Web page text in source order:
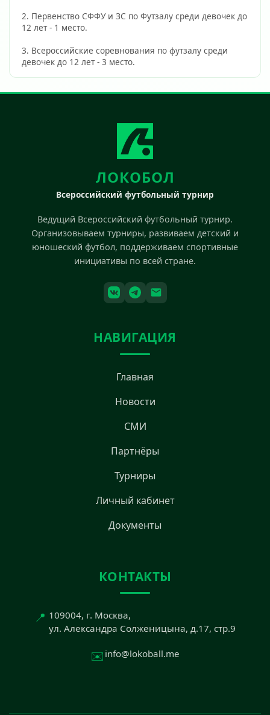
2. Первенство СФФУ и ЗС по Футзалу среди девочек до
12 лет - 1 место.
3. Всероссийские соревнования по футзалу среди
девочек до 12 лет - 3 место.
ЛОКОБОЛ
Всероссийский футбольный турнир
Ведущий Всероссийский футбольный турнир.
Организовываем турниры, развиваем детский и
юношеский футбол, поддерживаем спортивные
инициативы по всей стране.
НАВИГАЦИЯ
Главная
Новости
СМИ
Партнёры
Турниры
Личный кабинет
Документы
КОНТАКТЫ
📍 109004, г. Москва,
ул. Александра Солженицына, д.17, стр.9
✉️ info@lokoball.me